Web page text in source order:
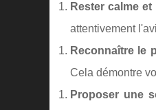
Rester calme
attentivement
Reconnaître le
Cela démontre
Proposer une